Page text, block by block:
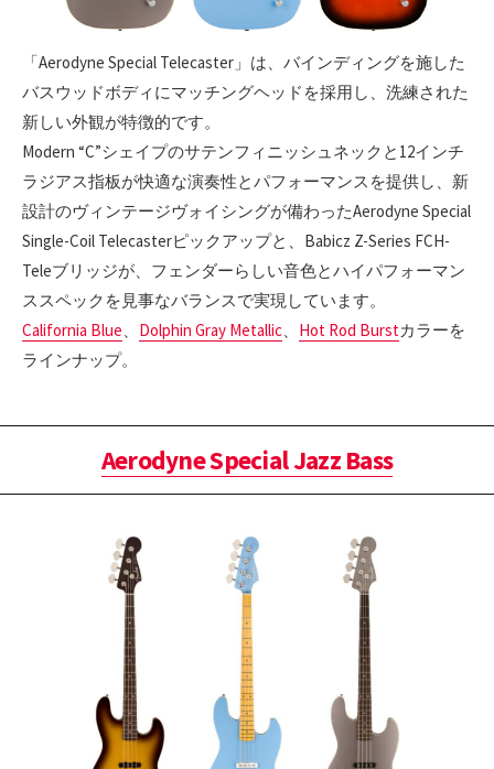
「Aerodyne Special Telecaster」は、バインディングを施した
バスウッドボディにマッチングヘッドを採用し、洗練された
新しい外観が特徴的です。
Modern “C”シェイプのサテンフィニッシュネックと12インチ
ラジアス指板が快適な演奏性とパフォーマンスを提供し、新
設計のヴィンテージヴォイシングが備わったAerodyne Special
Single-Coil Telecasterピックアップと、Babicz Z-Series FCH-
Teleブリッジが、フェンダーらしい音色とハイパフォーマン
ススペックを見事なバランスで実現しています。
California Blue
Dolphin Gray Metallic Hot Rod Burstカラーを
ラインナップ。
Aerodyne Special Jazz Bass